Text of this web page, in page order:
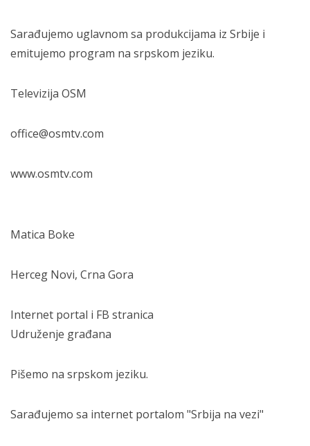
Sarađujemo uglavnom sa produkcijama iz Srbije i
emitujemo program na srpskom jeziku.
Televizija OSM
office@osmtv.com
www.osmtv.com
Matica Boke
Herceg Novi, Crna Gora
Internet portal i FB stranica
Udruženje građana
Pišemo na srpskom jeziku.
Sarađujemo sa internet portalom "Srbija na vezi"